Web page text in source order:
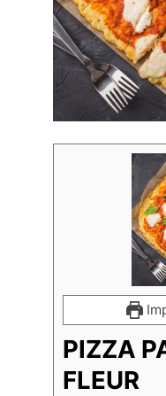
PIZZA
FLEUR